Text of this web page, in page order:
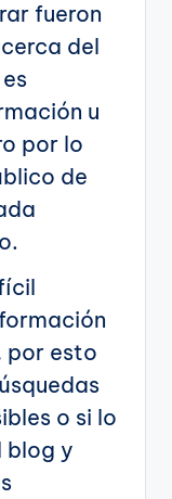
fueron
del
u
por lo
de
por esto
o si lo
blog y